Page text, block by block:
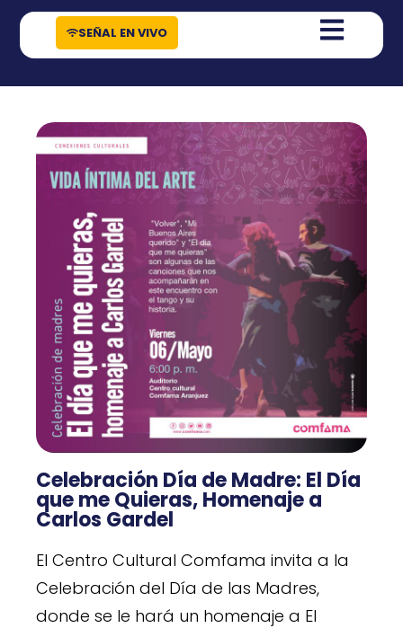
contenido
SEÑAL EN VIVO
Celebración Día de Madre: El Día
que me Quieras, Homenaje a
Carlos Gardel
El Centro Cultural Comfama invita a la
Celebración del Día de las Madres,
donde se le hará un homenaje a El